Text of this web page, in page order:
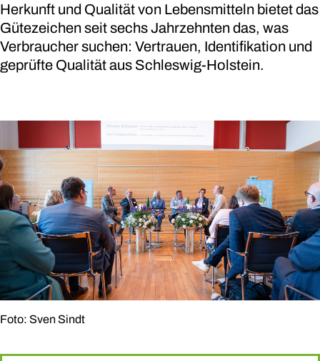
Herkunft und Qualität von Lebensmitteln bietet das
Gütezeichen seit sechs Jahrzehnten das, was
Verbraucher suchen: Vertrauen, Identifikation und
geprüfte Qualität aus Schleswig-Holstein.
Foto: Sven Sindt